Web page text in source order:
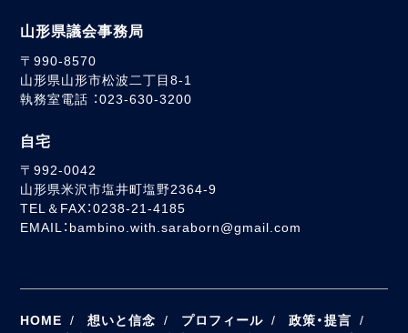
山形県議会事務局
〒990-8570
山形県山形市松波二丁目8-1
執務室電話 ：023-630-3200
自宅
〒992-0042
山形県米沢市塩井町塩野2364-9
TEL＆FAX：0238-21-4185
EMAIL：bambino.with.saraborn@gmail.com
HOME 想いと信念 プロフィール
政策・提言